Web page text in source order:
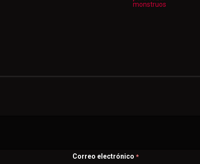
Correo electrónico *